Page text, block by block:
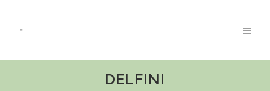
DELFINI